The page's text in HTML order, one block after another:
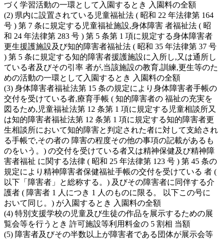
づく学習活動の一環として入園するとき 入園料の全額
(2) 県内に設置されている児童福祉法 ( 昭和 22 年法律第 164
号 ) 第 7 条に規定する児童福祉施設,身体障害 者福祉法 ( 昭
和 24 年法律第 283 号 ) 第 5 条第 1 項に規定する身体障害者
更生援護施設及び知的障害者福祉法 ( 昭和 35 年法律第 37 号
) 第 5 条に規定する知的障害者援護施設に入所し,又は通所し
ている者及びその引率 者が,当該施設の教育,訓練,更生等のた
めの活動の一環として入園するとき 入園料の全額
(3) 身体障害者福祉法第 15 条の規定により身体障害者手帳の
交付を受けている者,療育手帳 ( 知的障害者の 福祉の充実を
図るため,児童福祉法第 12 条第 1 項に規定する児童相談所又
は知的障害者福祉法第 12 条第 1 項に規定する知的障害者更
生相談所において知的障害と判定された者に対して支給され
る手帳で,その者の 障害の程度その他の事項の記載があるも
のをいう。) の交付を受けている者又は精神保健及び精神障
害者福祉 に関する法律 ( 昭和 25 年法律第 123 号 ) 第 45 条の
規定により精神障害者保健福祉手帳の交付を受けている 者 (
以下「障害者」と総称する。) 及びその障害者に同伴する介
護者 ( 障害者 1 人につき 1 人のものに限る。 以下この号に
おいて同じ。) が入園するとき 入園料の全額
(4) 特別支援学校の児童及び生徒の作品を展示するための展
覧会等を行うとき 許可施設等利用料金の 5 割相 当額
(5) 障害者及びその半数以上が障害者である団体が展示会等